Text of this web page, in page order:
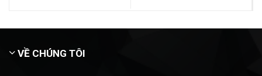
VỀ CHÚNG TÔI